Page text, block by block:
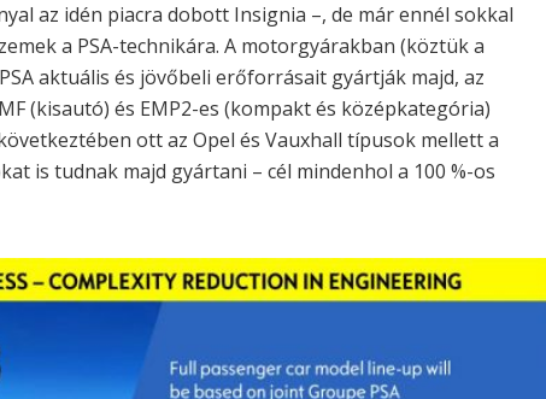
az idén piacra dobott Insignia –, de már ennél sokkal
a PSA-technikára. A motorgyárakban (köztük a
aktuális és jövőbeli erőforrásait gyártják majd, az
(kisautó) és EMP2-es (kompakt és középkategória)
ott az Opel és Vauxhall típusok mellett a
is tudnak majd gyártani – cél mindenhol a 100 %-os